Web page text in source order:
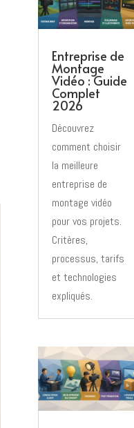
Entreprise de
Montage
Vidéo : Guide
Complet
2026
Découvrez
comment choisir
la meilleure
entreprise de
montage vidéo
pour vos projets.
Critères,
processus, tarifs
et technologies
expliqués.